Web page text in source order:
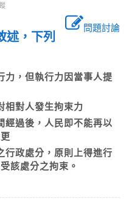
問題討論
述，下列
力，但執行力因當事人提
相對人發生拘束力
經過後，人民即不能再以
更
行政處分，原則上得進行
該處分之拘束。